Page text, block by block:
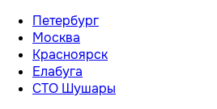
Петербург
Москва
Красноярск
Елабуга
СТО Шушары